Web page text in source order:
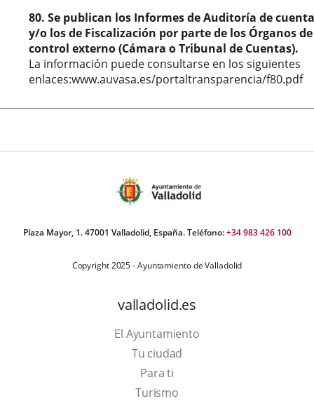
80. Se publican los Informes de Auditoría de
y/o los de Fiscalización por parte de los Órganos de
control externo (Cámara o Tribunal de Cuentas).
La información puede consultarse en los siguientes
enlaces:www.auvasa.es/portaltransparencia/f80.pdf
Plaza Mayor, 1. 47001 Valladolid, España. Teléfono:+34 983 426 100
Copyright 2025 - Ayuntamiento de Valladolid
valladolid.es
El Ayuntamiento
Tu ciudad
Para ti
TurismoThis